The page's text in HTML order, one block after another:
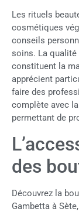
Les rituels
cosmétiques
conseils
soins. La qualité
constituent la
apprécient
faire des
complète avec
permettant de
des
Découvrez la
Gambetta à